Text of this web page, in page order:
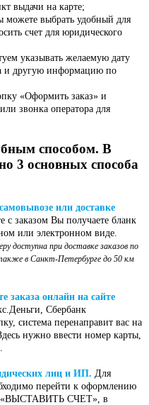
выдачи на карте;
можете выбрать удобный для
счет для юридического
указывать желаемую дату
и другую информацию по
«Оформить заказ» и
звонка оператора для
способом. В
3 основных способа
или доставке
с заказом Вы получаете бланк
или электронном виде.
доступна при доставке заказов по
в Санкт-Петербурге до 50 км
заказа онлайн на сайте
Сбербанк
система перенаправит вас на
нужно ввести номер карты,
лиц и ИП. Для
перейти к оформлению
«ВЫСТАВИТЬ СЧЕТ», в